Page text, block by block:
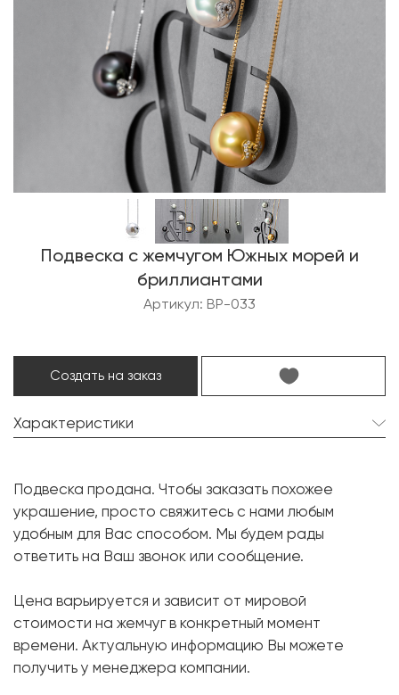
Подвеска с жемчугом Южных морей и
бриллиантами
Артикул: BP-033
Создать на заказ
Характеристики
Форма:
Бриллиант:
10 шт. 0.12 карат.
Форма огранки:
Металл: Белое золото, 750 проба
Подвеска продана. Чтобы заказать похожее
украшение, просто свяжитесь с нами любым
удобным для Вас способом. Мы будем рады
ответить на Ваш звонок или сообщение.
Цена варьируется и зависит от мировой
стоимости на жемчуг в конкретный момент
времени. Актуальную информацию Вы можете
получить у менеджера компании.